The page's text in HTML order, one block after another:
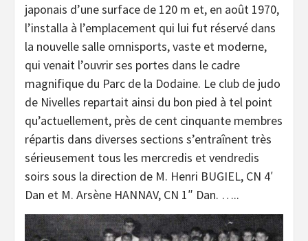
japonais d’une surface de 120 m et, en août 1970,
l’installa à l’emplacement qui lui fut réservé dans
la nouvelle salle omnisports, vaste et moderne,
qui venait l’ouvrir ses portes dans le cadre
magnifique du Parc de la Dodaine. Le club de judo
de Nivelles repartait ainsi du bon pied à tel point
qu’actuellement, près de cent cinquante membres
répartis dans diverses sections s’entraînent très
sérieusement tous les mercredis et vendredis
soirs sous la direction de M. Henri BUGIEL, CN 4′
Dan et M. Arsène HANNAV, CN 1″ Dan. …..